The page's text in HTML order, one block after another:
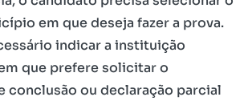
em que deseja fazer a prova.
indicar a instituição
que prefere solicitar o
conclusão ou declaração parcial